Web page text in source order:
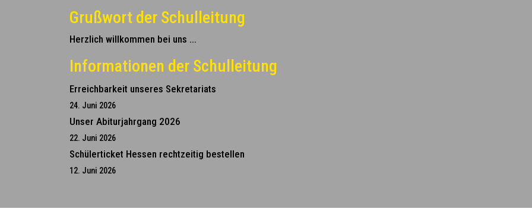
Grußwort der Schulleitung
Herzlich willkommen bei uns ...
Informationen der Schulleitung
Erreichbarkeit unseres Sekretariats
24. Juni 2026
Unser Abiturjahrgang 2026
22. Juni 2026
Schülerticket Hessen rechtzeitig bestellen
12. Juni 2026